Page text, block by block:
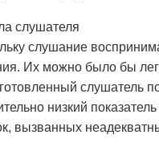
слушателя
слушание
Их можно было бы
слушатель
низкий
вызванных